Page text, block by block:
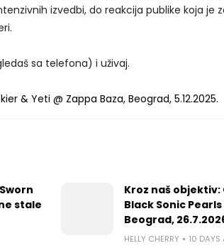
izvedbi, do reakcija publike koja je
sa telefona) i uživaj.
stale
Kroz naš objektiv:
Black Sonic Pearls
Beograd,
HELLY CHERRY 10 DAYS